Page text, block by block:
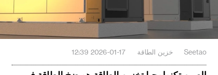
Seetao خزين الطاقة 2026-01-17 12:39